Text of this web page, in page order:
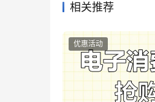
相关推荐
优惠活动